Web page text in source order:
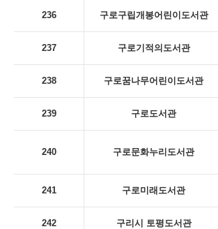
236 구로구립개봉어린이도서관
237 구로기적의도서관
238 구로꿈나무어린이도서관
239 구로도서관
240 구로문화누리도서관
241 구로미래도서관
242 구리시 토평도서관